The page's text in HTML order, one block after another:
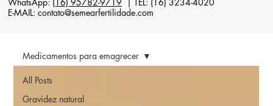
E-MAIL: contato@semearfertilidade.com
All Posts
Gravidez natural
Medicamentos para emagrecer